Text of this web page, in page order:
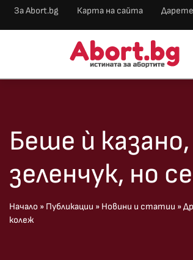
За Abort.bg Карта на сайта
Беше ѝ
зеленчук, но
Начало » Публикации » Новини и статии »
колеж